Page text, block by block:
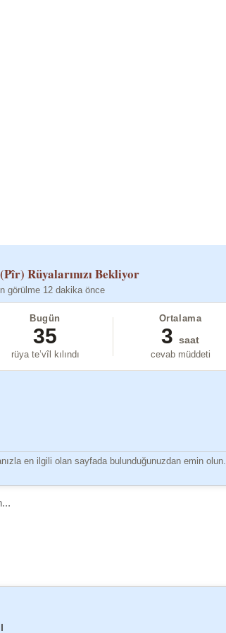
Rüyalarınızı Bekliyor
görülme 12 dakika önce
Bugün
35
rüya te’vîl kılındı
Ortalama
3 saat
cevab müddeti
en ilgili olan sayfada bulunduğunuzdan emin olun.